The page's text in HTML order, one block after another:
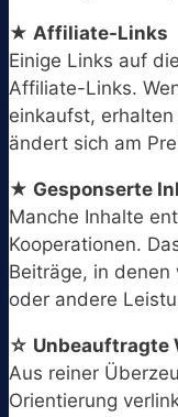
★ Affiliate-Links
Einige Links auf
Affiliate-Links.
einkaufst,
ändert sich am
★ Gesponserte
Manche Inhalte
Kooperationen.
Beiträge, in denen
oder andere
☆ Unbeauftragte
Aus reiner
Orientierung